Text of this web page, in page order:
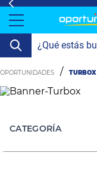
Mi
Tiendas
Lavado
lavado-
secado
Refrigeración
refrigeracion-
Televisión
Aire y
Colchones
Ver
Cocina
Tecnología
ElectroHogar
Sonido
Combos/a>
Herramientas/a>
Cuidado
Accesorios/a>
TURBOX
CATEGORÍA